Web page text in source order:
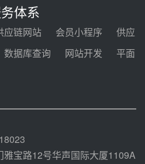
组灵活性改造项目三元液态盐
合同
化工预中标华能西安热工院
2029年熔盐介质框架协议
光热项目机组调试及性能
体系
应链网站 会员小程序
供应
数据库查询 网站开发
平面
宝路12号华声国际大厦1109A